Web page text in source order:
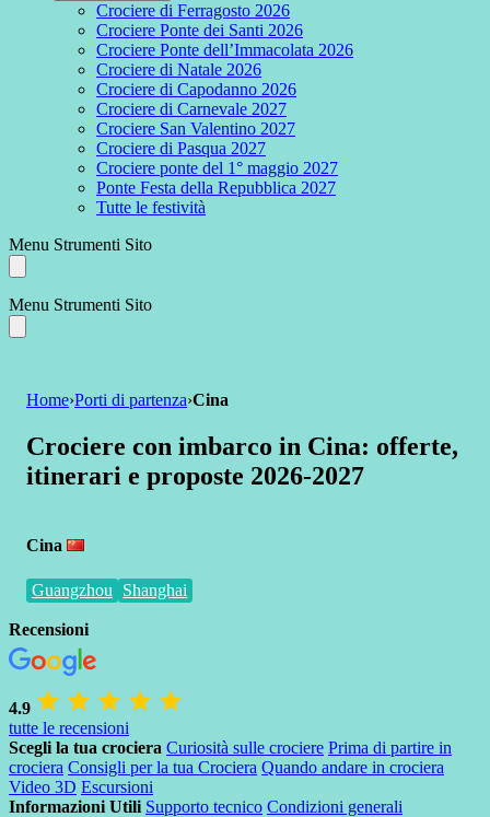
Crociere di Ferragosto 2026
Crociere Ponte dei Santi 2026
Crociere Ponte dell’Immacolata 2026
Crociere di Natale 2026
Crociere di Capodanno 2026
Crociere di Carnevale 2027
Crociere San Valentino 2027
Crociere di Pasqua 2027
Crociere ponte del 1° maggio 2027
Ponte Festa della Repubblica 2027
Tutte le festività
Menu Strumenti Sito
Menu Strumenti Sito
Home›Porti di partenza›Cina
Crociere con imbarco in Cina: offerte,
itinerari e proposte 2026-2027
Cina
Guangzhou Shanghai
Recensioni
4.9
tutte le recensioni
Scegli la tua crociera Curiosità sulle crociere Prima di partire in
crociera Consigli per la tua Crociera Quando andare in crociera
Video 3D Escursioni
Informazioni Utili Supporto tecnico Condizioni generali